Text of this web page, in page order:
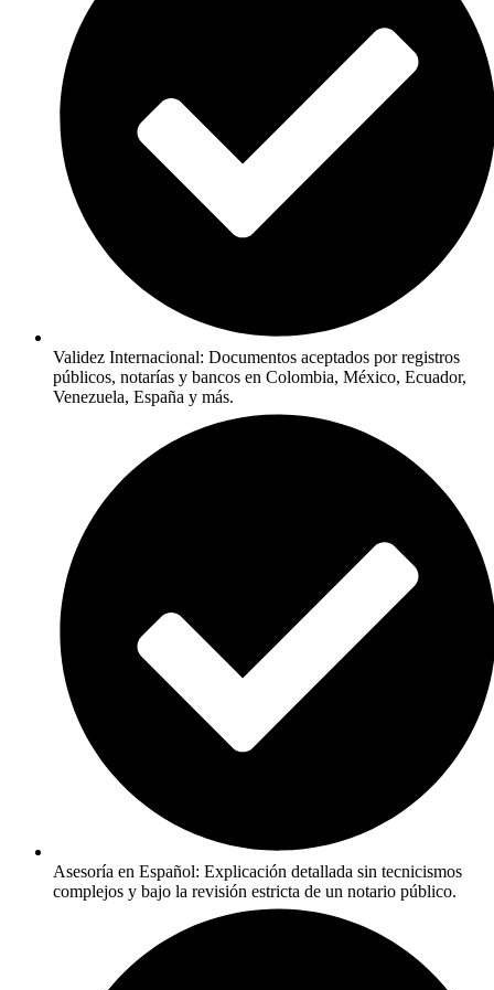
Validez Internacional: Documentos aceptados por registros
públicos, notarías y bancos en Colombia, México, Ecuador,
Venezuela, España y más.
Asesoría en Español: Explicación detallada sin tecnicismos
complejos y bajo la revisión estricta de un notario público.